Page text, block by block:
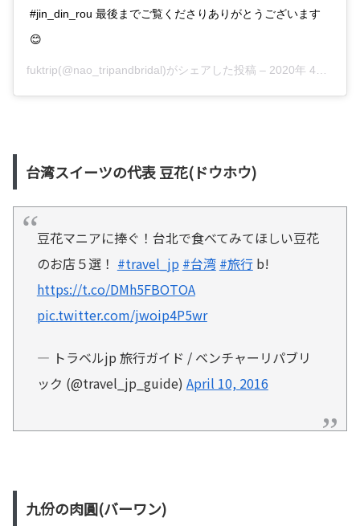
#jin_din_rou 最後までご覧くださりありがとうございます
😊
fuktrip(@nao_tripandbridal)がシェアした投稿 – 2020年 4月月13日午後12時21分PDT
台湾スイーツの代表 豆花(ドウホウ)
豆花マニアに捧ぐ！台北で食べてみてほしい豆花
のお店５選！ #travel_jp #台湾 #旅行b!
https://t.co/DMh5FBOTOA
pic.twitter.com/jwoip4P5wr
— トラベルjp 旅行ガイド / ベンチャーリパブリ
ック (@travel_jp_guide) April 10, 2016
九份の肉圓(バーワン)